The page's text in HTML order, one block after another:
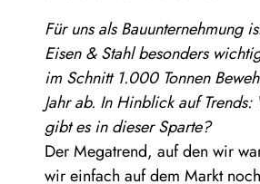
Für uns als Bauunternehmung
Eisen & Stahl besonders
im Schnitt 1.000 Tonnen
Jahr ab. In Hinblick auf Trends:
gibt es in dieser Sparte?
Der Megatrend, auf den wir
wir einfach auf dem Markt